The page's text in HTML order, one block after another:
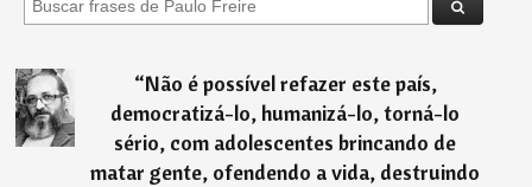
“Não é possível refazer este país,
democratizá-lo, humanizá-lo, torná-lo
sério, com adolescentes brincando de
matar gente, ofendendo a vida, destruindo